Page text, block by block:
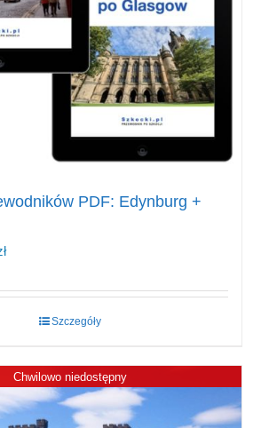
PDF: Edynburg +
Aktualna
59,90 zł.
Szczegóły
Chwilowo niedostępny